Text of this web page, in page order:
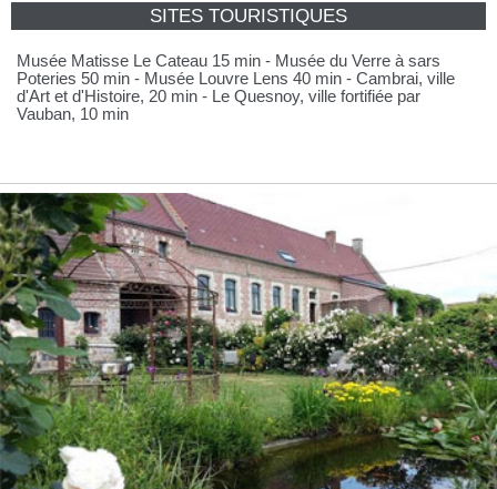
SITES TOURISTIQUES
Musée Matisse Le Cateau 15 min - Musée du Verre à sars
Poteries 50 min - Musée Louvre Lens 40 min - Cambrai, ville
d'Art et d'Histoire, 20 min - Le Quesnoy, ville fortifiée par
Vauban, 10 min